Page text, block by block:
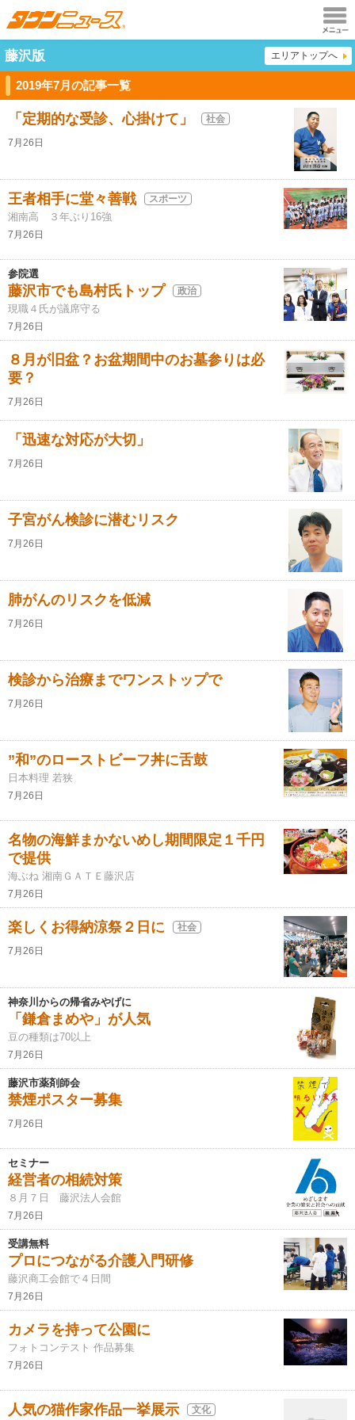
メニュ
ー
藤沢版 エリアトップへ
2019年7月の記事一覧
「定期的な受診、心掛けて」 社会
7月26日
王者相手に堂々善戦 スポーツ
湘南高 ３年ぶり16強
7月26日
参院選
藤沢市でも島村氏トップ 政治
現職４氏が議席守る
7月26日
８月が旧盆？お盆期間中のお墓参りは必
要？
7月26日
「迅速な対応が大切」
7月26日
子宮がん検診に潜むリスク
7月26日
肺がんのリスクを低減
7月26日
検診から治療までワンストップで
7月26日
”和”のローストビーフ丼に舌鼓
日本料理 若狭
7月26日
名物の海鮮まかないめし期間限定１千円
で提供
海ぶね 湘南ＧＡＴＥ藤沢店
7月26日
楽しくお得納涼祭２日に 社会
7月26日
神奈川からの帰省みやげに
「鎌倉まめや」が人気
豆の種類は70以上
7月26日
藤沢市薬剤師会
禁煙ポスター募集
7月26日
セミナー
経営者の相続対策
８月７日 藤沢法人会館
7月26日
受講無料
プロにつながる介護入門研修
藤沢商工会館で４日間
7月26日
カメラを持って公園に
フォトコンテスト 作品募集
7月26日
人気の猫作家作品一挙展示 文化